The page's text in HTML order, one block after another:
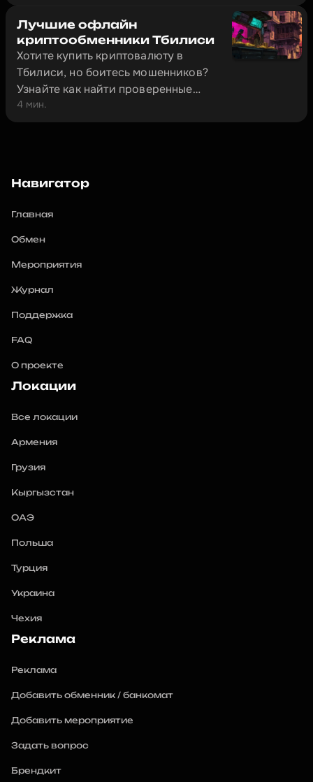
Лучшие офлайн
криптообменники Тбилиси
Хотите купить криптовалюту в
Тбилиси, но боитесь мошенников?
Узнайте как найти проверенные
обменники и провести сделку
4 мин.
Навигатор
Главная
Обмен
Мероприятия
Журнал
Поддержка
FAQ
О проекте
Локации
Все локации
Армения
Грузия
Кыргызстан
ОАЭ
Польша
Турция
Украина
Чехия
Реклама
Реклама
Добавить обменник / банкомат
Добавить мероприятие
Задать вопрос
Брендкит